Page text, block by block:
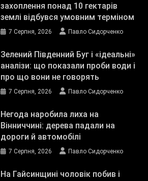
захоплення понад 10 гектарів
землі відбувся умовним терміном
7 Серпня, 2026 Павло Сидорченко
Зелений Південний Буг і «ідеальні»
аналізи: що показали проби води і
про що вони не говорять
7 Серпня, 2026 Павло Сидорченко
Негода наробила лиха на
Вінниччині: дерева падали на
дороги й автомобілі
7 Серпня, 2026 Павло Сидорченко
На Гайсинщині чоловік побив і